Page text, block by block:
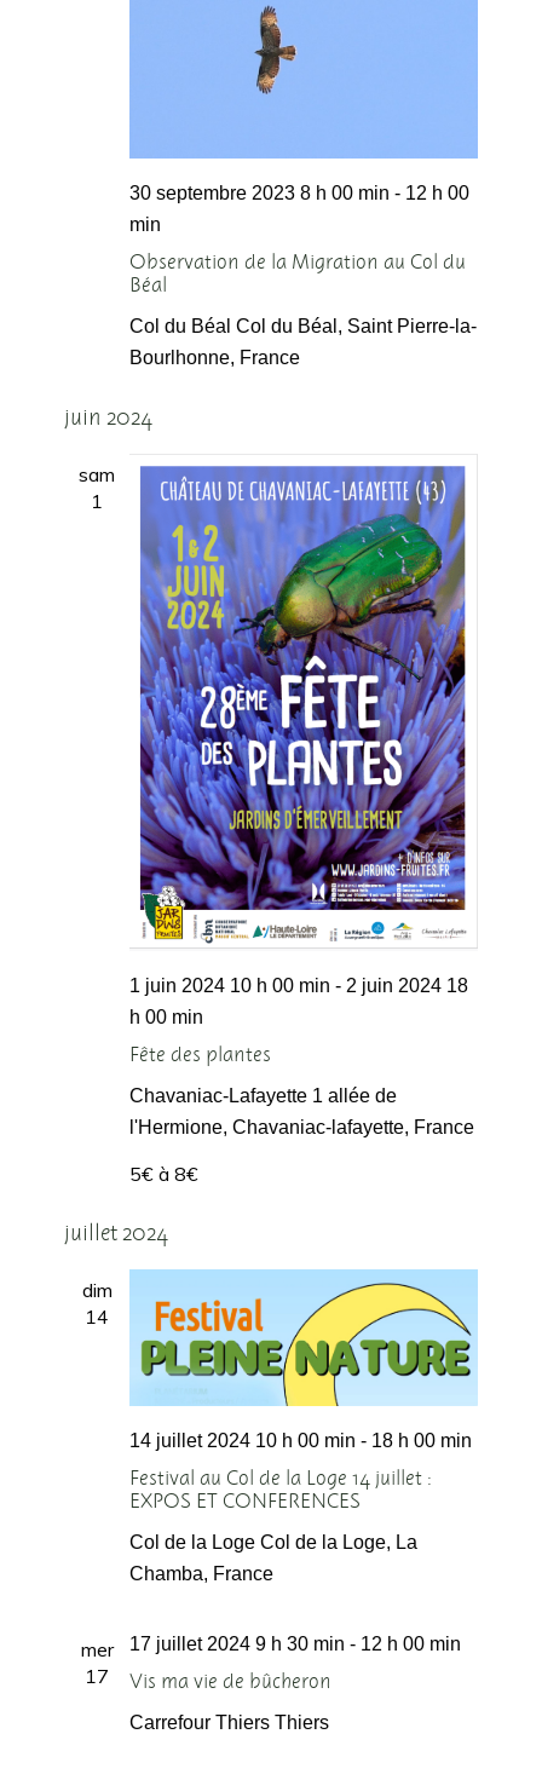
Observation de la Migration au Col du
Béal
30 septembre 2023 8 h 00 min - 12 h 00
min
Col du BéalCol du Béal, Saint Pierre-la-
Bourlhonne, France
juin 2024
sam
1
Fête des plantes
1 juin 2024 10 h 00 min - 2 juin 2024 18
h 00 min
Chavaniac-Lafayette 1 allée de
l'Hermione, Chavaniac-lafayette, France
5€ à 8€
juillet 2024
dim
14
Festival au Col de la Loge 14 juillet :
EXPOS ET CONFERENCES
14 juillet 2024 10 h 00 min - 18 h 00 min
Col de la LogeCol de la Loge, La
Chamba, France
mer
17
Vis ma vie de bûcheron
17 juillet 2024 9 h 30 min - 12 h 00 min
Carrefour ThiersThiers